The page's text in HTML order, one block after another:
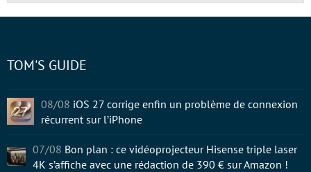
TOM'S GUIDE
08/08 iOS 27 corrige enfin un problème de connexion
récurrent sur l’iPhone
07/08 Bon plan : ce vidéoprojecteur Hisense triple laser
4K s’affiche avec une rédaction de 390 € sur Amazon !